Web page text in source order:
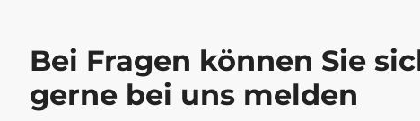
Bei Fragen können Sie
gerne bei uns melden